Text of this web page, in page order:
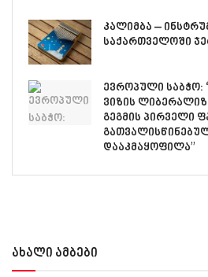
კალიმბა –
საქართველოში
ევროპული საბჭო:
ვიზის
გეგმის პირველი
დააკმაყოფილა”
ახალი ამბები